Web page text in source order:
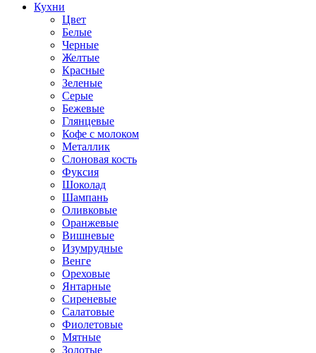
Кухни
Цвет
Белые
Черные
Желтые
Красные
Зеленые
Серые
Бежевые
Глянцевые
Кофе с молоком
Металлик
Слоновая кость
Фуксия
Шоколад
Шампань
Оливковые
Оранжевые
Вишневые
Изумрудные
Венге
Ореховые
Янтарные
Сиреневые
Салатовые
Фиолетовые
Мятные
Золотые